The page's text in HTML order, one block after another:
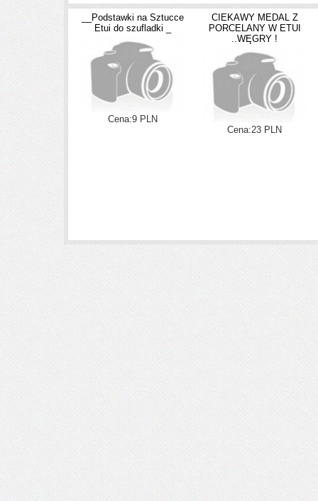
__Podstawki na Sztucce
Etui do szufladki _
Cena:9 PLN
CIEKAWY MEDAL Z
PORCELANY W ETUI
..WĘGRY !
Cena:23 PLN